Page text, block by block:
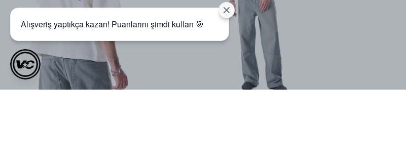
Alışveriş yaptıkça kazan! Puanlarını şimdi kullan 🎯